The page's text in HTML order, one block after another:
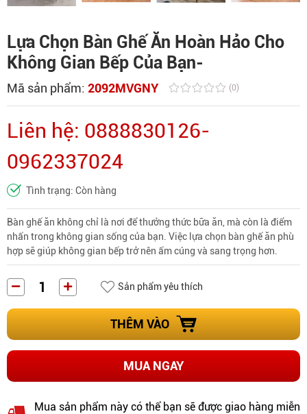
Lựa Chọn Bàn Ghế Ăn Hoàn Hảo Cho
Không Gian Bếp Của Bạn-
Mã sản phẩm: 2092MVGNY (0)
Liên hệ: 0888830126-
0962337024
Tình trạng: Còn hàng
Bàn ghế ăn không chỉ là nơi để thưởng thức bữa ăn, mà còn là điểm
nhấn trong không gian sống của bạn. Việc lựa chọn bàn ghế ăn phù
hợp sẽ giúp không gian bếp trở nên ấm cúng và sang trọng hơn.
Sản phẩm yêu thích
THÊM VÀO
MUA NGAY
Mua sản phẩm này có thể bạn sẽ được giao hàng miễn